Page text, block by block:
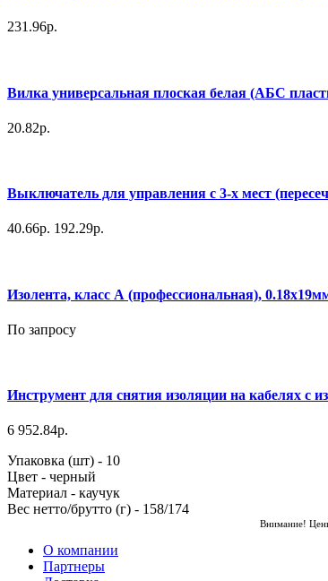
231.96р.
Вилка универсальная плоская белая (АБС
20.82р.
Выключатель для управления с 3-х мест
40.66р. 192.29р.
Изолента, класс А (профессиональная),
По запросу
Инструмент для снятия изоляции на кабелях с
6 952.84р.
Упаковка (шт) - 10
Цвет - черный
Материал - каучук
Вес нетто/брутто (г) - 158/174
Внимание!
О компании
Партнеры